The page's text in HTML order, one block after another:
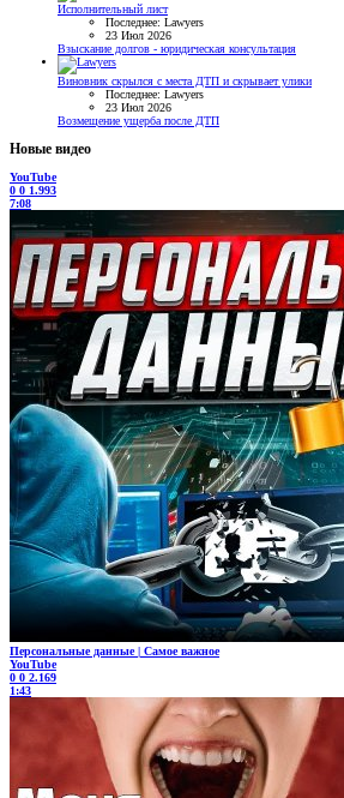
Исполнительный лист
Последнее: Lawyers
23 Июл 2026
Взыскание долгов - юридическая консультация
Виновник скрылся с места ДТП и скрывает улики
Последнее: Lawyers
23 Июл 2026
Возмещение ущерба после ДТП
Новые видео
YouTube
0 0 1.993
7:08
Персональные данные | Самое важное
YouTube
0 0 2.169
1:43